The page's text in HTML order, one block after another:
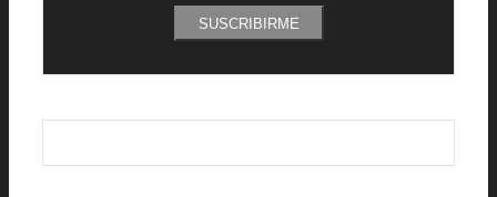
SUSCRIBIRME